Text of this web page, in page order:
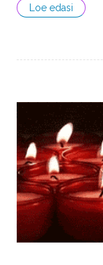
Loe edasi